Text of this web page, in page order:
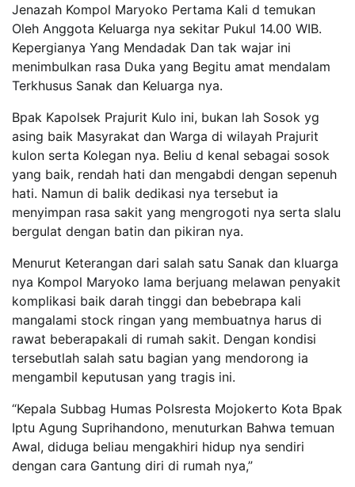
Jenazah Kompol Maryoko Pertama Kali d temukan
Oleh Anggota Keluarga nya sekitar Pukul 14.00 WIB.
Kepergianya Yang Mendadak Dan tak wajar ini
menimbulkan rasa Duka yang Begitu amat mendalam
Terkhusus Sanak dan Keluarga nya.
Bpak Kapolsek Prajurit Kulo ini, bukan lah Sosok yg
asing baik Masyrakat dan Warga di wilayah Prajurit
kulon serta Kolegan nya. Beliu d kenal sebagai sosok
yang baik, rendah hati dan mengabdi dengan sepenuh
hati. Namun di balik dedikasi nya tersebut ia
menyimpan rasa sakit yang mengrogoti nya serta slalu
bergulat dengan batin dan pikiran nya.
Menurut Keterangan dari salah satu Sanak dan kluarga
nya Kompol Maryoko lama berjuang melawan penyakit
komplikasi baik darah tinggi dan bebebrapa kali
mangalami stock ringan yang membuatnya harus di
rawat beberapakali di rumah sakit. Dengan kondisi
tersebutlah salah satu bagian yang mendorong ia
mengambil keputusan yang tragis ini.
“Kepala Subbag Humas Polsresta Mojokerto Kota Bpak
Iptu Agung Suprihandono, menuturkan Bahwa temuan
Awal, diduga beliau mengakhiri hidup nya sendiri
dengan cara Gantung diri di rumah nya,”